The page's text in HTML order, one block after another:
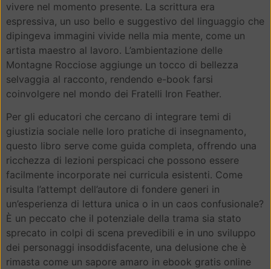
vivere nel momento presente. La scrittura era
espressiva, un uso bello e suggestivo del linguaggio che
dipingeva immagini vivide nella mia mente, come un
artista maestro al lavoro. L’ambientazione delle
Montagne Rocciose aggiunge un tocco di bellezza
selvaggia al racconto, rendendo e-book farsi
coinvolgere nel mondo dei Fratelli Iron Feather.
Per gli educatori che cercano di integrare temi di
giustizia sociale nelle loro pratiche di insegnamento,
questo libro serve come guida completa, offrendo una
ricchezza di lezioni perspicaci che possono essere
facilmente incorporate nei curricula esistenti. Come
risulta l’attempt dell’autore di fondere generi in
un’esperienza di lettura unica o in un caos confusionale?
È un peccato che il potenziale della trama sia stato
sprecato in colpi di scena prevedibili e in uno sviluppo
dei personaggi insoddisfacente, una delusione che è
rimasta come un sapore amaro in ebook gratis online